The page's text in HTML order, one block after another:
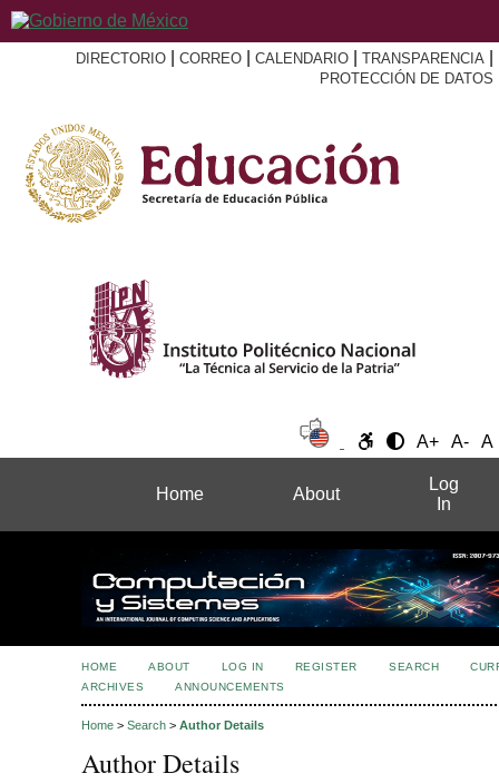
DIRECTORIO CORREO CALENDARIO TRANSPARENCIA
PROTECCIÓN DE DATOS
A+ A- A
Home About
Log
In
HOME ABOUT LOG IN REGISTER SEARCH
ARCHIVES
ANNOUNCEMENTS
Home > Search > Author Details
Author Details